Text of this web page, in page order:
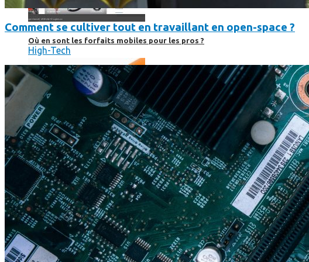
Où en sont les forfaits mobiles pour les pros ?
SmartPhone
Comment se cultiver tout en travaillant en open-space ?
High-Tech